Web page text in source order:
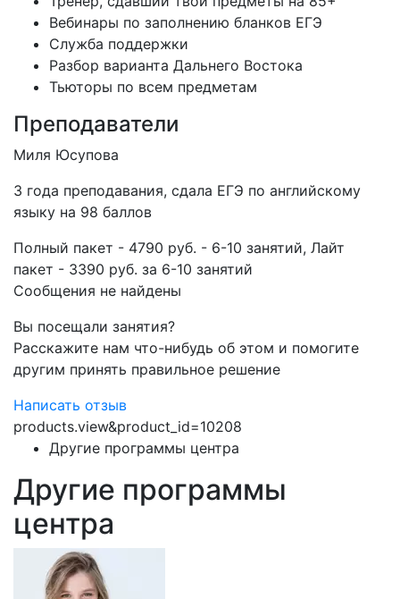
Вебинары по заполнению бланков ЕГЭ
Служба поддержки
Разбор варианта Дальнего Востока
Тьюторы по всем предметам
Преподаватели
Миля Юсупова
3 года преподавания, сдала ЕГЭ по английскому
языку на 98 баллов
Полный пакет - 4790 руб. - 6-10 занятий, Лайт
пакет - 3390 руб. за 6-10 занятий
Сообщения не найдены
Вы посещали занятия?
Расскажите нам что-нибудь об этом и помогите
другим принять правильное решение
Написать отзыв
products.view&product_id=10208
Другие программы центра
Другие программы
центра